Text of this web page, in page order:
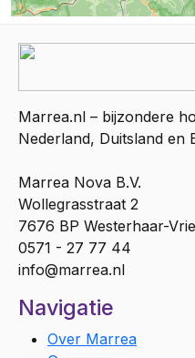
Marrea.nl – bijzondere
Nederland, Duitsland en
Marrea Nova B.V.
Wollegrasstraat 2
7676 BP Westerhaar-
0571 - 27 77 44
info@marrea.nl
Navigatie
Over Marrea